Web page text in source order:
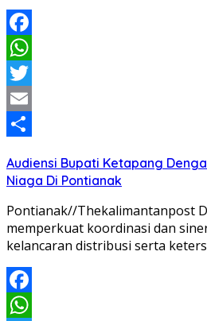
Facebook
WhatsApp
Twitter
Email
Audiensi Bupati Ketapang
Niaga Di Pontianak
Pontianak//Thekalimantanpost
memperkuat koordinasi dan
kelancaran distribusi serta
Facebook